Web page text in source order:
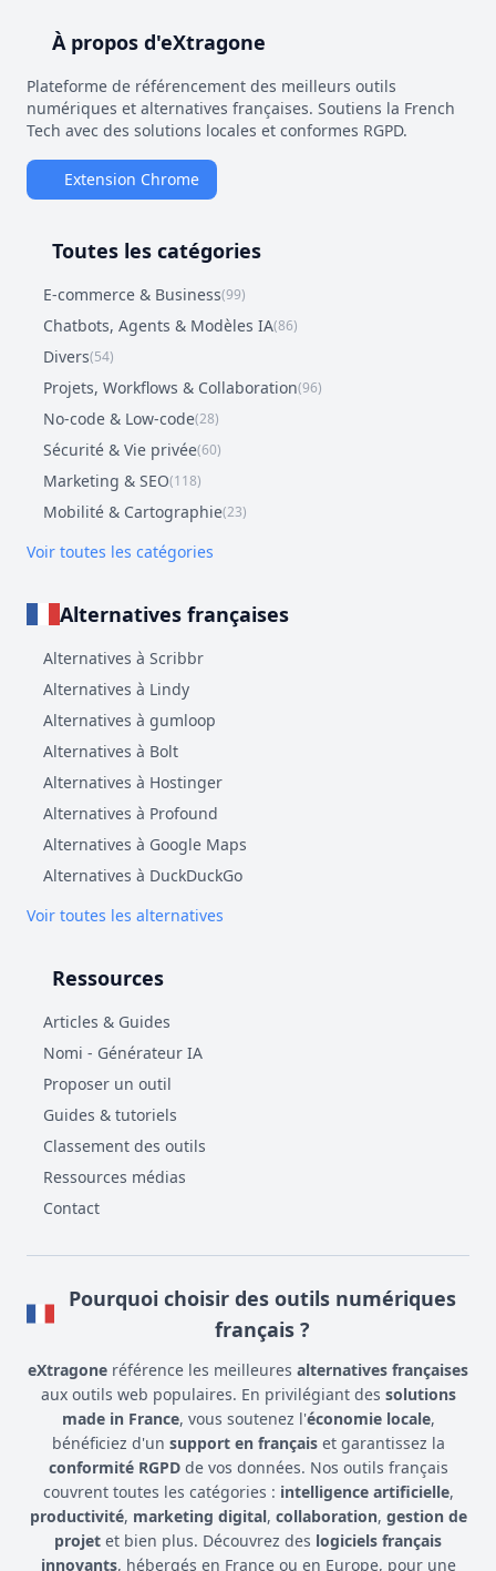
À propos d'eXtragone
Plateforme de référencement des meilleurs outils
numériques et alternatives françaises. Soutiens la French
Tech avec des solutions locales et conformes RGPD.
Extension Chrome
Toutes les catégories
E-commerce & Business(99)
Chatbots, Agents & Modèles IA(86)
Divers(54)
Projets, Workflows & Collaboration(96)
No-code & Low-code(28)
Sécurité & Vie privée(60)
Marketing & SEO(118)
Mobilité & Cartographie(23)
Voir toutes les catégories
Alternatives françaises
Alternatives à Scribbr
Alternatives à Lindy
Alternatives à gumloop
Alternatives à Bolt
Alternatives à Hostinger
Alternatives à Profound
Alternatives à Google Maps
Alternatives à DuckDuckGo
Voir toutes les alternatives
Ressources
Articles & Guides
Nomi - Générateur IA
Proposer un outil
Guides & tutoriels
Classement des outils
Ressources médias
Contact
Pourquoi choisir des outils numériques
français ?
eXtragone référence les meilleures alternatives françaises
aux outils web populaires. En privilégiant des solutions
made in France, vous soutenez l'économie locale,
bénéficiez d'un support en françaiset garantissez la
conformité RGPDde vos données. Nos outils français
couvrent toutes les catégories : intelligence artificielle,
productivité, marketing digital, collaboration, gestion de
projet et bien plus. Découvrez des logiciels français
innovants, hébergés en France ou en Europe, pour une